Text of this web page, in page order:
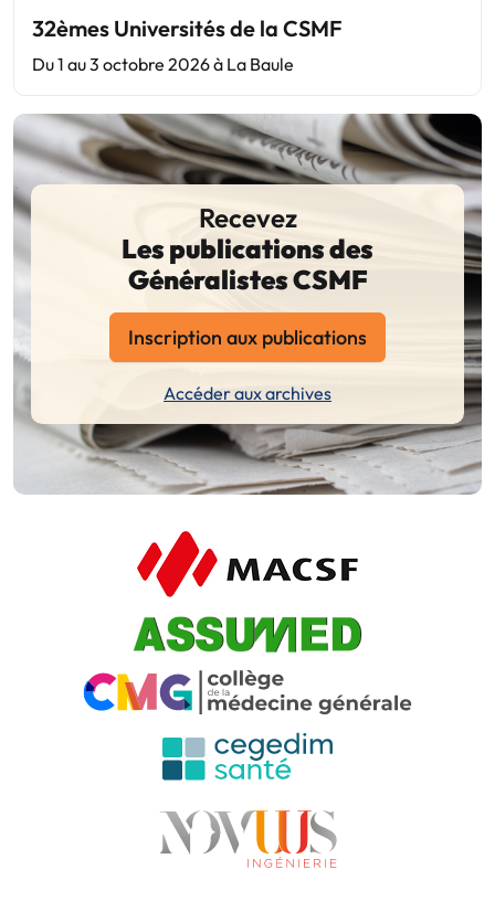
32èmes Universités de la CSMF
Du 1 au 3 octobre 2026 à La Baule
Recevez
Les publications des
Généralistes CSMF
Inscription aux publications
Accéder aux archives